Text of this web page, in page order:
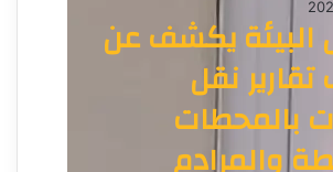
يكشف عن
نقل
بالمحطات